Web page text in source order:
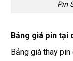
Pin
Bảng giá pin tại
Bảng giá thay